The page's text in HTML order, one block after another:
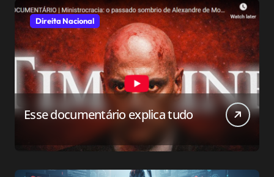
Direita Nacional
Esse documentário explica tudo